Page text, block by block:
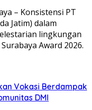
– Konsistensi PT
Jatim) dalam
lingkungan
Award 2026.
Vokasi Berdampak
DMI